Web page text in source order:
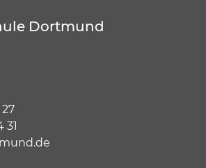
Dortmund
31